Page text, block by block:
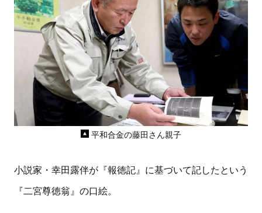
平和合金の藤田さん親子
小説家・幸田露伴が『報徳記』に基づいて記したという
『二宮尊徳翁』の口絵。